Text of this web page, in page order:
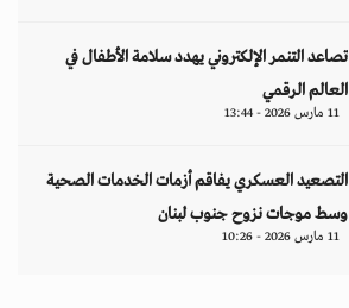
تصاعد التنمر الإلكتروني يهدد سلامة الأطفال في
العالم الرقمي
11 مارس 2026 - 13:44
التصعيد العسكري يفاقم أزمات الخدمات الصحية
وسط موجات نزوح جنوب لبنان
11 مارس 2026 - 10:26